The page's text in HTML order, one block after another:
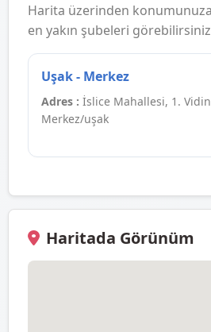
Harita üzerinden
en yakın şubeleri
Uşak - Merkez
Adres : İslice Mahallesi, 1.
Merkez/uşak
Haritada Görünüm